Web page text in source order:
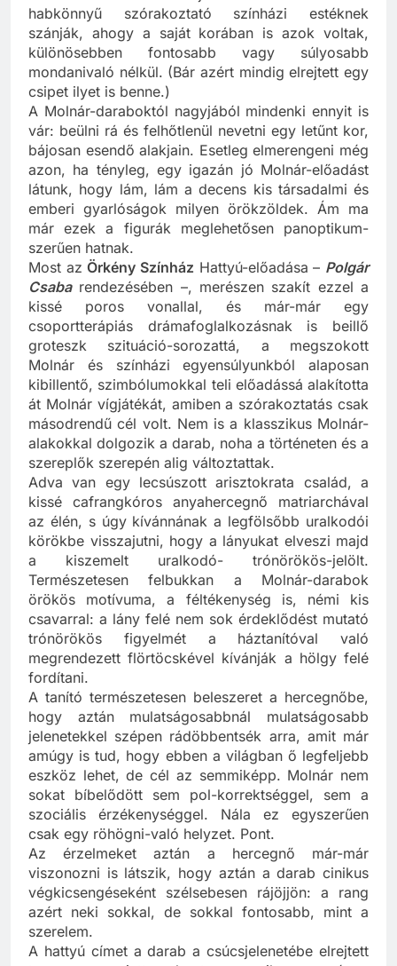
Molnár Ferencdarabjait ma is általában
habkönnyű szórakoztató színházi estéknek
szánják, ahogy a saját korában is azok voltak,
különösebben fontosabb vagy súlyosabb
mondanivaló nélkül. (Bár azért mindig elrejtett egy
csipet ilyet is benne.)
A Molnár-daraboktól nagyjából mindenki ennyit is
vár: beülni rá és felhőtlenül nevetni egy letűnt kor,
bájosan esendő alakjain. Esetleg elmerengeni még
azon, ha tényleg, egy igazán jó Molnár-előadást
látunk, hogy lám, lám a decens kis társadalmi és
emberi gyarlóságok milyen örökzöldek. Ám ma
már ezek a figurák meglehetősen panoptikum-
szerűen hatnak.
Most azÖrkény Színház Hattyú-előadása –Polgár
Csaba
rendezésében –, merészen szakít ezzel a
kissé poros vonallal, és már-már egy
csoportterápiás drámafoglalkozásnak is beillő
groteszk szituáció-sorozattá, a megszokott
Molnár és színházi egyensúlyunkból alaposan
kibillentő, szimbólumokkal teli előadássá alakította
át Molnár vígjátékát, amiben a szórakoztatás csak
másodrendű cél volt. Nem is a klasszikus Molnár-
alakokkal dolgozik a darab, noha a történeten és a
szereplők szerepén alig változtattak.
Adva van egy lecsúszott arisztokrata család, a
kissé cafrangkóros anyahercegnő matriarchával
az élén, s úgy kívánnának a legfölsőbb uralkodói
körökbe visszajutni, hogy a lányukat elveszi majd
a kiszemelt uralkodó- trónörökös-jelölt.
Természetesen felbukkan a Molnár-darabok
örökös motívuma, a féltékenység is, némi kis
csavarral: a lány felé nem sok érdeklődést mutató
trónörökös figyelmét a háztanítóval való
megrendezett flörtöcskével kívánják a hölgy felé
fordítani.
A tanító természetesen beleszeret a hercegnőbe,
hogy aztán mulatságosabbnál mulatságosabb
jelenetekkel szépen rádöbbentsék arra, amit már
amúgy is tud, hogy ebben a világban ő legfeljebb
eszköz lehet, de cél az semmiképp. Molnár nem
sokat bíbelődött sem pol-korrektséggel, sem a
szociális érzékenységgel. Nála ez egyszerűen
csak egy röhögni-való helyzet. Pont.
Az érzelmeket aztán a hercegnő már-már
viszonozni is látszik, hogy aztán a darab cinikus
végkicsengéseként szélsebesen rájöjjön: a rang
azért neki sokkal, de sokkal fontosabb, mint a
szerelem.